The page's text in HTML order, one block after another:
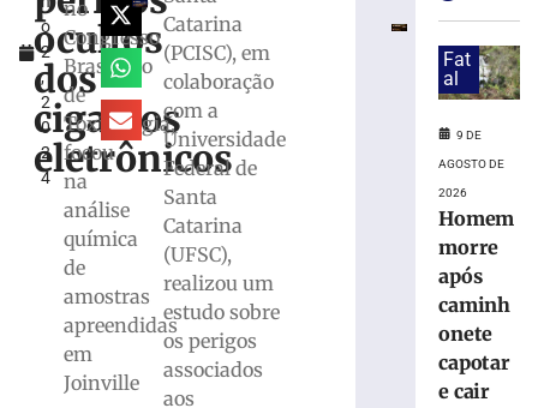
o
2
,
2
0
2
4
ocultos
dos
cigarros
eletrônicos
no
Congresso
Brasileiro
de
Toxicologia,
focou
na
análise
química
de
amostras
apreendidas
em
Joinville
Catarina
(PCISC), em
colaboração
com a
Universidade
Federal de
Santa
Catarina
(UFSC),
realizou um
estudo sobre
os perigos
associados
aos
Paulo
confirma
casos
sarampo;
vacinaram
Fat
al
9 DE
AGOSTO DE
2026
Homem
morre
após
caminh
onete
capotar
e cair